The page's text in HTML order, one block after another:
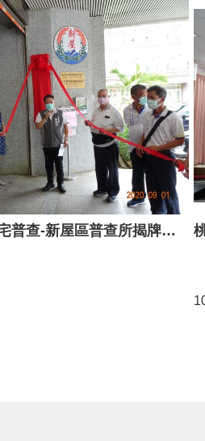
109年人口及住宅普查-新屋區普查所揭牌儀式